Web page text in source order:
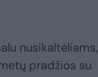
nusikaltėliams,
pradžios su